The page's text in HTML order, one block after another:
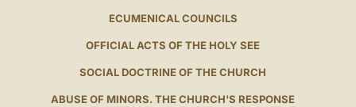
ECUMENICAL COUNCILS
OFFICIAL ACTS OF THE HOLY SEE
SOCIAL DOCTRINE OF THE CHURCH
ABUSE OF MINORS. THE CHURCH'S RESPONSE